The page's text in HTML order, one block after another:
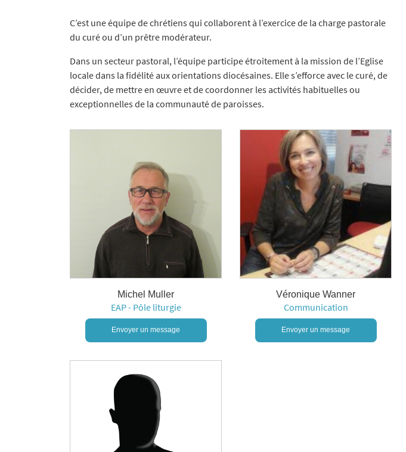
C’est une équipe de chrétiens qui collaborent à l’exercice de la charge pastorale
du curé ou d’un prêtre modérateur.
Dans un secteur pastoral, l’équipe participe étroitement à la mission de l’Eglise
locale dans la fidélité aux orientations diocésaines. Elle s’efforce avec le curé, de
décider, de mettre en œuvre et de coordonner les activités habituelles ou
exceptionnelles de la communauté de paroisses.
Michel Muller
EAP - Pôle liturgie
Envoyer un message
Véronique Wanner
Communication
Envoyer un message